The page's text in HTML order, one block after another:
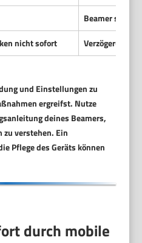
Beamer steht
nicht sofort
Verzögerung
und Einstellungen zu
ergreifst. Nutze
deines Beamers,
zu verstehen. Ein
Pflege des Geräts können
durch mobile